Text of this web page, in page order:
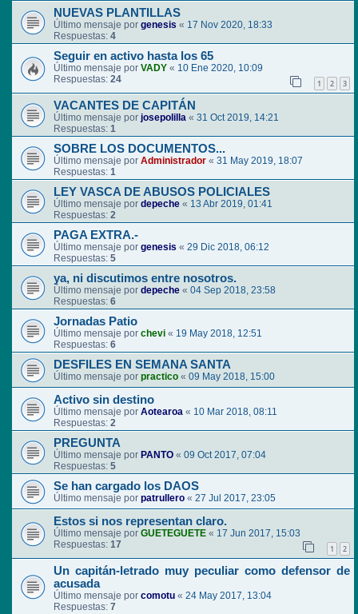
NUEVAS PLANTILLAS
Último mensaje por genesis « 17 Nov 2020, 18:33
Respuestas: 4
Seguir en activo hasta los 65
Último mensaje por VADY « 10 Ene 2020, 10:09
Respuestas: 24 1 2 3
VACANTES DE CAPITÁN
Último mensaje por josepolilla « 31 Oct 2019, 14:21
Respuestas: 1
SOBRE LOS DOCUMENTOS...
Último mensaje por Administrador « 31 May 2019, 18:07
Respuestas: 1
LEY VASCA DE ABUSOS POLICIALES
Último mensaje por depeche « 13 Abr 2019, 01:41
Respuestas: 2
PAGA EXTRA.-
Último mensaje por genesis « 29 Dic 2018, 06:12
Respuestas: 5
ya, ni discutimos entre nosotros.
Último mensaje por depeche « 04 Sep 2018, 23:58
Respuestas: 6
Jornadas Patio
Último mensaje por chevi « 19 May 2018, 12:51
Respuestas: 6
DESFILES EN SEMANA SANTA
Último mensaje por practico « 09 May 2018, 15:00
Activo sin destino
Último mensaje por Aotearoa « 10 Mar 2018, 08:11
Respuestas: 2
PREGUNTA
Último mensaje por PANTO « 09 Oct 2017, 07:04
Respuestas: 5
Se han cargado los DAOS
Último mensaje por patrullero « 27 Jul 2017, 23:05
Estos si nos representan claro.
Último mensaje por GUETEGUETE « 17 Jun 2017, 15:03
Respuestas: 17 1 2
Un capitán-letrado muy peculiar como defensor de
acusada
Último mensaje por comotu « 24 May 2017, 13:04
Respuestas: 7